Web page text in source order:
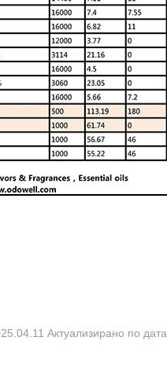
Актуализирано по дата